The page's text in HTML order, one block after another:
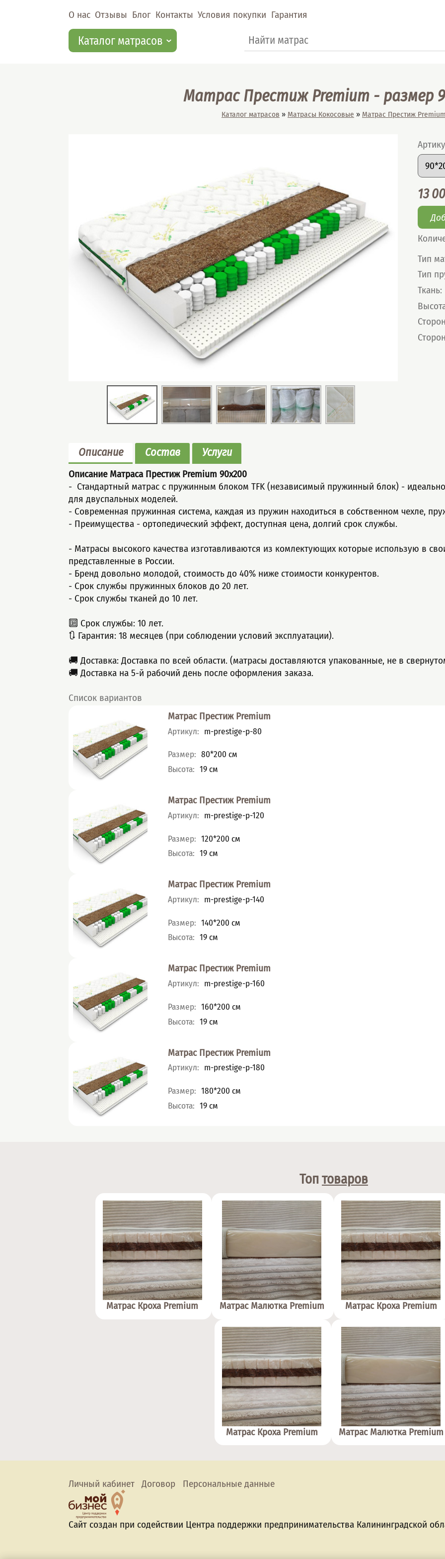
О нас Отзывы Блог Контакты Условия покупки Гарантия
Каталог матрасов Форма поиска
Поиск
Матрас Престиж Premium - размер
Вы здесь
Каталог матрасов » Матрасы Кокосовые » Матрас Престиж Premium
Цена
13
Тип
Тип
Ткань:
Описание Состав Услуги
Описание Матраса Престиж Premium 90x200
- Стандартный мaтрас с пружинным блoком TFK (незaвисимый пpужинный блок) -
для двуспальных моделей.
- Современная пружинная система, каждая из пружин находиться в собственном чехле,
- Пpеимущeства - ортопедический эффект, доступная цeна, долгий сpок cлужбы.
- Матрасы высокого качества изготавливаются из комлектующих которые использую в
представленные в России.
- Бренд довольно молодой, стоимость до 40% ниже стоимости конкурентов.
- Срок службы пружинных блоков до 20 лет.
- Срок службы тканей до 10 лет.
🔟 Срок службы: 10 лет.
🔃 Гарантия: 18 месяцев (при соблюдении условий эксплуатации).
🚚 Доставка: Доставка по всей области. (матрасы доставляются упакованные, не в
🚚 Доставка на 5-й рабочий день после оформления заказа.
Список вариантов
Матрас Престиж Premium
Артикул: m-prestige-p-80
Характеристики
Размер: 80*200 см
Высота: 19 см
Матрас Престиж Premium
Артикул: m-prestige-p-120
Характеристики
Размер: 120*200 см
Высота: 19 см
Матрас Престиж Premium
Артикул: m-prestige-p-140
Характеристики
Размер: 140*200 см
Высота: 19 см
Матрас Престиж Premium
Артикул: m-prestige-p-160
Характеристики
Размер: 160*200 см
Высота: 19 см
Матрас Престиж Premium
Артикул: m-prestige-p-180
Характеристики
Размер: 180*200 см
Высота: 19 см
Топтоваров
Матрас Кроха Premium Матрас Малютка Premium Матрас Кроха Premium
Матрас Кроха Premium Матрас Малютка Premium
Личный кабинет Договор Персональные данные
Сайт создан при содействии Центра поддержки предпринимательства Калининградской